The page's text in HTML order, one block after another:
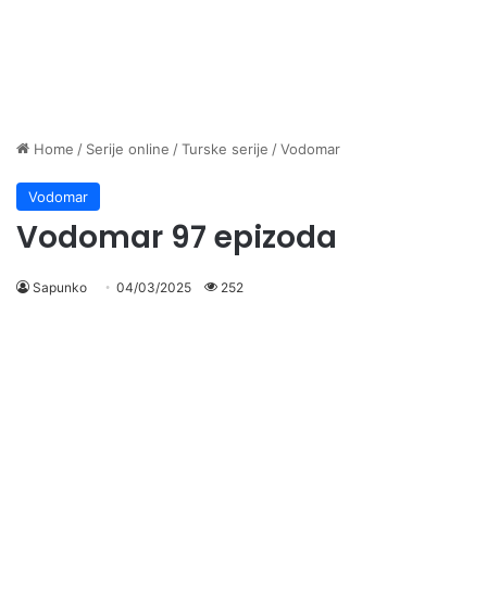
Home / Serije online /Turske serije /Vodomar
Vodomar
Vodomar 97 epizoda
Sapunko 04/03/2025 252